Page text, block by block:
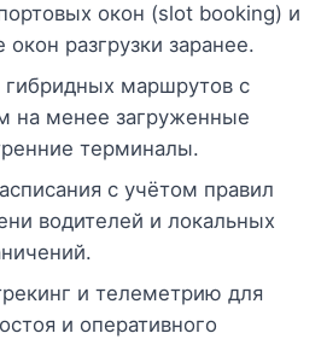
окон (slot booking) и
разгрузки заранее.
гибридных маршрутов с
на менее загруженные
терминалы.
с учётом правил
водителей и локальных
и телеметрию для
и оперативного